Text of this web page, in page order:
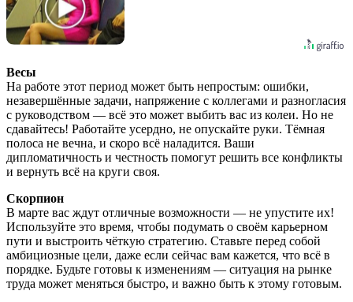
Весы
На работе этот период может быть непростым: ошибки,
незавершённые задачи, напряжение с коллегами и разногласия
с руководством — всё это может выбить вас из колеи. Но не
сдавайтесь! Работайте усердно, не опускайте руки. Тёмная
полоса не вечна, и скоро всё наладится. Ваши
дипломатичность и честность помогут решить все конфликты
и вернуть всё на круги своя.
Скорпион
В марте вас ждут отличные возможности — не упустите их!
Используйте это время, чтобы подумать о своём карьерном
пути и выстроить чёткую стратегию. Ставьте перед собой
амбициозные цели, даже если сейчас вам кажется, что всё в
порядке. Будьте готовы к изменениям — ситуация на рынке
труда может меняться быстро, и важно быть к этому готовым.